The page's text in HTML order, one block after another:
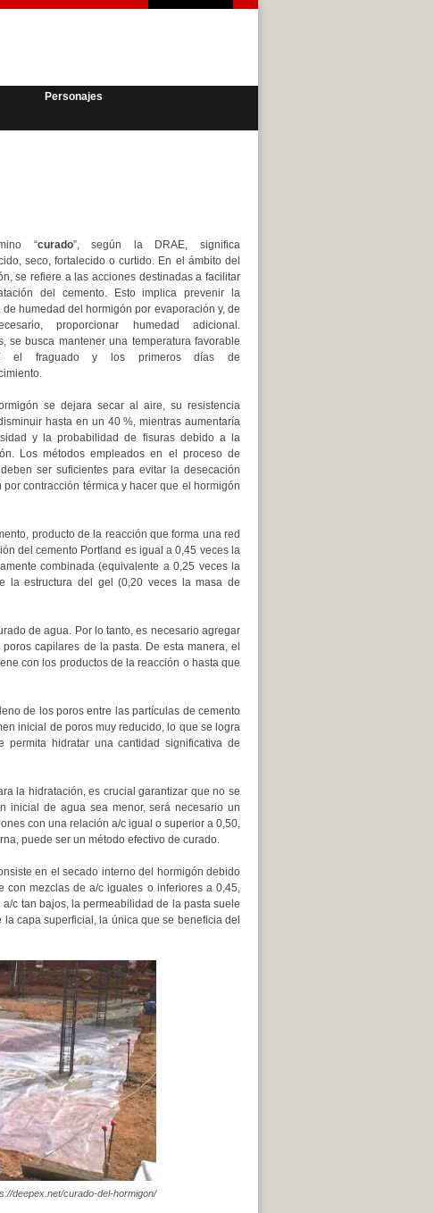
Personajes
“curado”, según la DRAE, significa
seco, fortalecido o curtido. En el ámbito del
se refiere a las acciones destinadas a facilitar
del cemento. Esto implica prevenir la
de humedad del hormigón por evaporación y, de
proporcionar humedad adicional.
se busca mantener una temperatura favorable
el fraguado y los primeros días de
se dejara secar al aire, su resistencia
hasta en un 40 %, mientras aumentaría
y la probabilidad de fisuras debido a la
Los métodos empleados en el proceso de
ser suficientes para evitar la desecación
contracción térmica y hacer que el hormigón
producto de la reacción que forma una red
del cemento Portland es igual a 0,45 veces la
combinada (equivalente a 0,25 veces la
la estructura del gel (0,20 veces la masa de
de agua. Por lo tanto, es necesario agregar
capilares de la pasta. De esta manera, el
con los productos de la reacción o hasta que
de los poros entre las partículas de cemento
inicial de poros muy reducido, lo que se logra
hidratar una cantidad significativa de
la hidratación, es crucial garantizar que no se
inicial de agua sea menor, será necesario un
con una relación a/c igual o superior a 0,50,
puede ser un método efectivo de curado.
en el secado interno del hormigón debido
con mezclas de a/c iguales o inferiores a 0,45,
c tan bajos, la permeabilidad de la pasta suele
capa superficial, la única que se beneficia del
deepex.net/curado-del-hormigon/